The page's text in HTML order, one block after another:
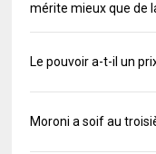
mérite mieux que de
Le pouvoir a-t-il un
Moroni a soif au